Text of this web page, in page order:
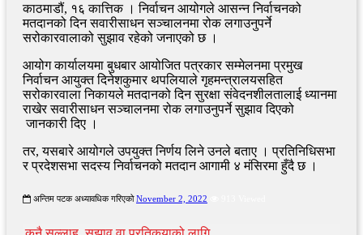
काठमाडौं, १६ कात्तिक । निर्वाचन आयोगले आसन्न निर्वाचनको
मतदानको दिन सवारीसाधन सञ्चालनमा रोक लगाउनुपर्ने
सरोकारवालाको सुझाव रहेको जनाएको छ ।
आयोग कार्यालयमा बुधबार आयोजित पत्रकार सम्मेलनमा प्रमुख
निर्वाचन आयुक्त दिनेशकुमार थपलियाले गृहमन्त्रालयसहित
सरोकारवाला निकायले मतदानको दिन सुरक्षा संवेदनशीलतालाई ध्यानमा
राखेर सवारीसाधन सञ्चालनमा रोक लगाउनुपर्ने सुझाव दिएको
जानकारी दिए ।
तर, यसबारे आयोगले उपयुक्त निर्णय लिने उनले बताए । प्रतिनिधिसभा
र प्रदेशसभा सदस्य निर्वाचनको मतदान आगामी ४ मंसिरमा हुँदै छ ।
अन्तिम पटक अध्यावधिक गरिएको November 2, 2022